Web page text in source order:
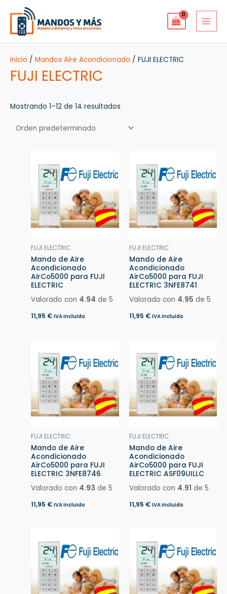
contenido
Inicio / Mandos Aire Acondicionado / FUJI ELECTRIC
FUJI ELECTRIC
Mostrando 1–12 de 14 resultados
FUJI ELECTRIC
Mando de Aire
Acondicionado
AirCo5000 para FUJI
ELECTRIC
Valorado con 4.94 de 5
11,95 € IVA incluido
FUJI ELECTRIC
Mando de Aire
Acondicionado
AirCo5000 para FUJI
ELECTRIC 3NFE8741
Valorado con 4.95 de 5
11,95 € IVA incluido
FUJI ELECTRIC
Mando de Aire
Acondicionado
AirCo5000 para FUJI
ELECTRIC 3NFE8746
Valorado con 4.93 de 5
11,95 € IVA incluido
FUJI ELECTRIC
Mando de Aire
Acondicionado
AirCo5000 para FUJI
ELECTRIC ASF09UILLC
Valorado con 4.91 de 5
11,95 € IVA incluido